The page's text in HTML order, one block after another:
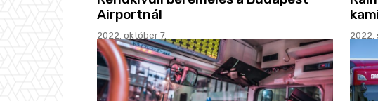
Airportnál
2022. október 7. 2022.